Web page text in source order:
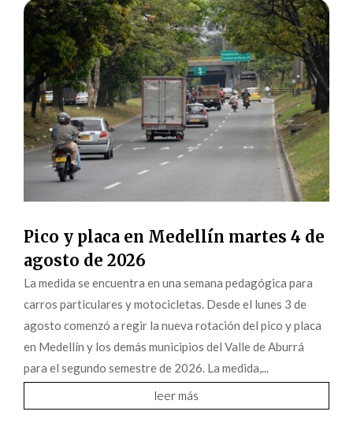
Pico y placa en Medellín martes 4 de
agosto de 2026
La medida se encuentra en una semana pedagógica para
carros particulares y motocicletas. Desde el lunes 3 de
agosto comenzó a regir la nueva rotación del pico y placa
en Medellín y los demás municipios del Valle de Aburrá
para el segundo semestre de 2026. La medida,...
leer más